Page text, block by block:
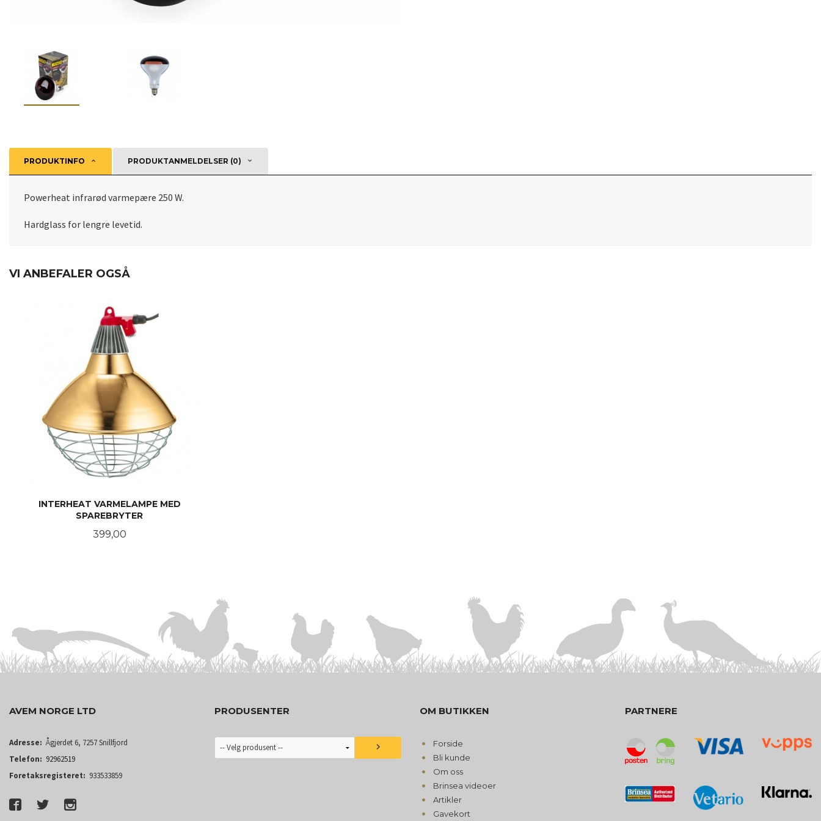
PRODUKTINFO PRODUKTANMELDELSER (0)
Powerheat infrarød varmepære 250 W.
Hardglass for lengre levetid.
VI ANBEFALER OGSÅ
INTERHEAT VARMELAMPE MED
SPAREBRYTER
Pris
399,00
AVEM NORGE LTD
Adresse: Ågjerdet 6, 7257 Snillfjord
Telefon: 92962519
Foretaksregisteret: 933533859
PRODUSENTER OM BUTIKKEN
Forside
Bli kunde
Om oss
Brinsea videoer
Artikler
Gavekort
PARTNERE